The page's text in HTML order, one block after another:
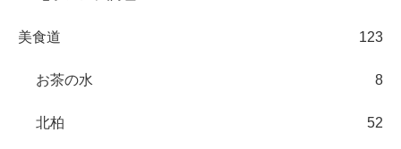
美食道 123
お茶の水 8
北柏 52